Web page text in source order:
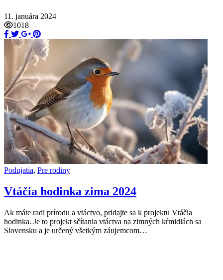
11. januára 2024
1018
Podujatia, Pre rodiny
Vtáčia hodinka zima 2024
Ak máte radi prírodu a vtáctvo, pridajte sa k projektu Vtáčia
hodinka. Je to projekt sčítania vtáctva na zimných kŕmidlách sa
Slovensku a je určený všetkým záujemcom…